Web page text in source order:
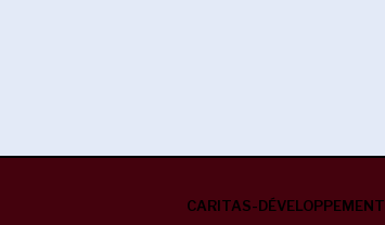
CARITAS-DÉVELOPPEMENT